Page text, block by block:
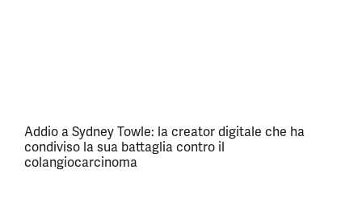
Addio a Sydney Towle: la creator digitale che ha
condiviso la sua battaglia contro il
colangiocarcinoma